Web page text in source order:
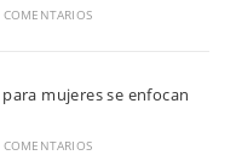
mujeres se enfocan